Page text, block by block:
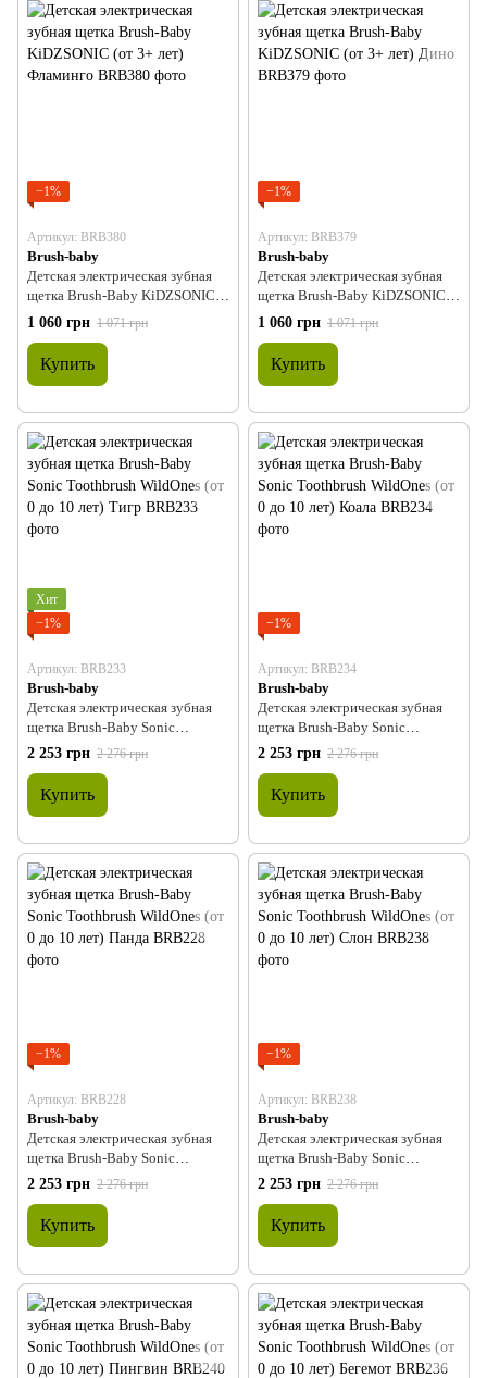
−1%
Артикул: BRB380
Brush-baby
Детская электрическая зубная
щетка Brush-Baby KiDZSONIC
(от 3+ лет) Фламинго
1 060 грн 1 071 грн
Купить
−1%
Артикул: BRB379
Brush-baby
Детская электрическая зубная
щетка Brush-Baby KiDZSONIC
(от 3+ лет) Дино
1 060 грн 1 071 грн
Купить
Хит
−1%
Артикул: BRB233
Brush-baby
Детская электрическая зубная
щетка Brush-Baby Sonic
Toothbrush WildOnes (от 0 до 10
лет) Тигр
2 253 грн 2 276 грн
Купить
−1%
Артикул: BRB234
Brush-baby
Детская электрическая зубная
щетка Brush-Baby Sonic
Toothbrush WildOnes (от 0 до 10
лет) Коала
2 253 грн 2 276 грн
Купить
−1%
Артикул: BRB228
Brush-baby
Детская электрическая зубная
щетка Brush-Baby Sonic
Toothbrush WildOnes (от 0 до 10
лет) Панда
2 253 грн 2 276 грн
Купить
−1%
Артикул: BRB238
Brush-baby
Детская электрическая зубная
щетка Brush-Baby Sonic
Toothbrush WildOnes (от 0 до 10
лет) Слон
2 253 грн 2 276 грн
Купить